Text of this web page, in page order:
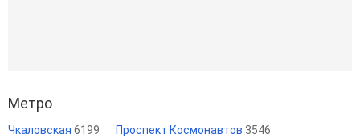
Метро
Чкаловская 6199 Проспект Космонавтов 3546